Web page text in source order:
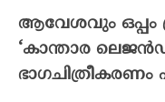
ആവേശവും ഒപ്പം
‘കാന്താര
ഭാഗചിത്രീകരണം